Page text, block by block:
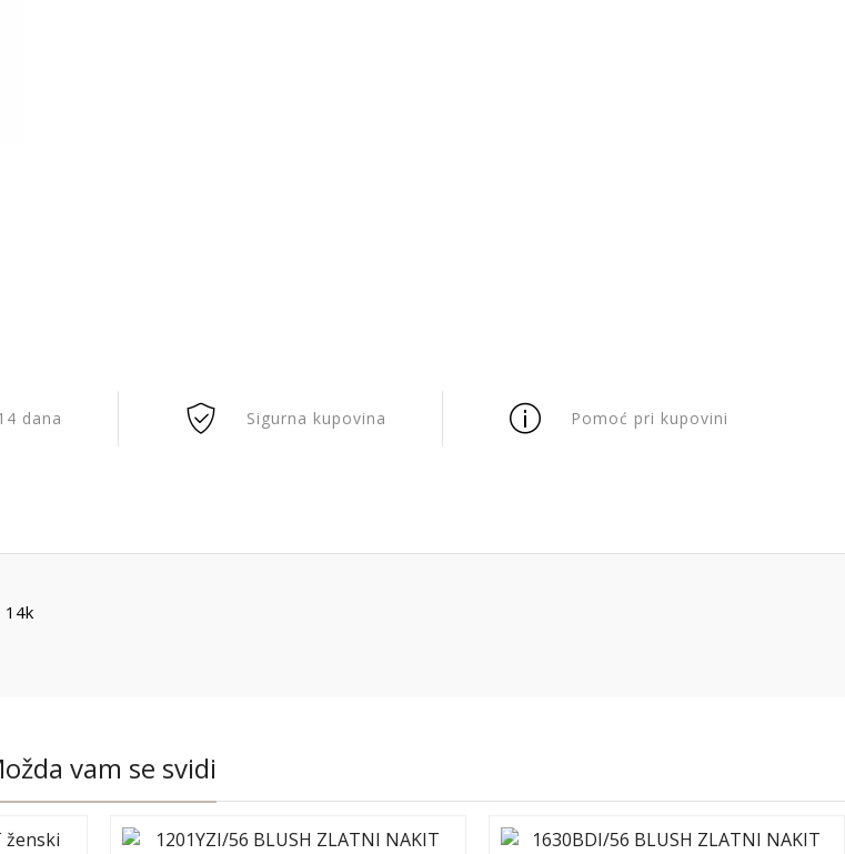
dana Sigurna kupovina Pomoć pri kupovini
14k
vam se svidi